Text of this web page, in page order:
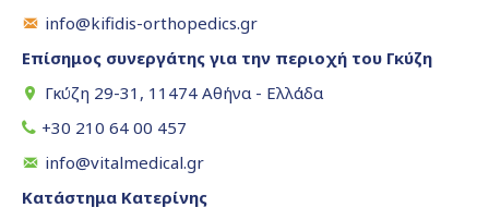
info@kifidis-orthopedics.gr
Επίσημος συνεργάτης για την περιοχή του Γκύζη
Γκύζη 29-31, 11474 Αθήνα - Ελλάδα
+30 210 64 00 457
info@vitalmedical.gr
Κατάστημα Κατερίνης